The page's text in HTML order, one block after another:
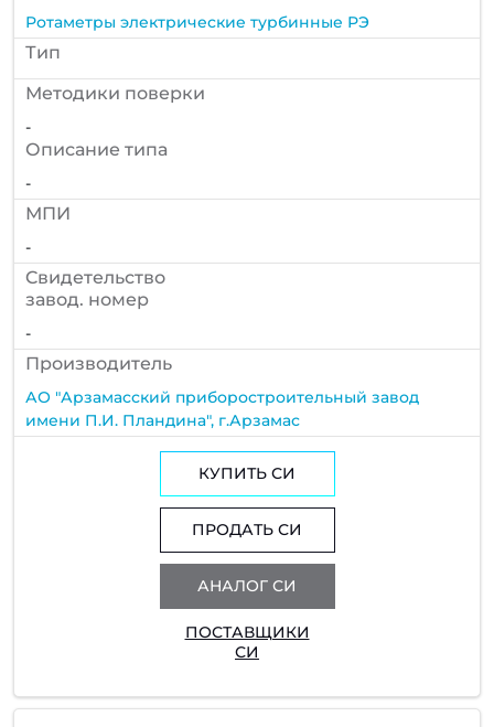
Ротаметры электрические турбинные РЭ
Тип
Методики поверки
-
Описание типа
-
МПИ
-
Cвидетельство
завод. номер
-
Производитель
АО "Арзамасский приборостроительный завод
имени П.И. Пландина", г.Арзамас
КУПИТЬ СИ
ПРОДАТЬ СИ
АНАЛОГ СИ
ПОСТАВЩИКИ
СИ